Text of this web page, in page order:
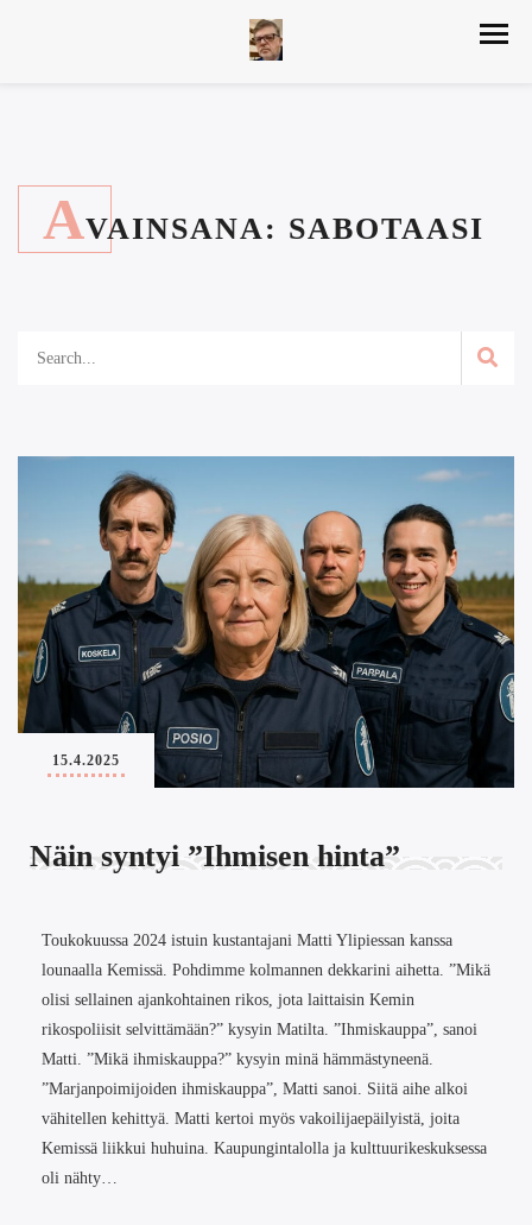
AVAINSANA: SABOTAASI
15.4.2025
Näin syntyi ”Ihmisen hinta”
Toukokuussa 2024 istuin kustantajani Matti Ylipiessan kanssa
lounaalla Kemissä. Pohdimme kolmannen dekkarini aihetta. ”Mikä
olisi sellainen ajankohtainen rikos, jota laittaisin Kemin
rikospoliisit selvittämään?” kysyin Matilta. ”Ihmiskauppa”, sanoi
Matti. ”Mikä ihmiskauppa?” kysyin minä hämmästyneenä.
”Marjanpoimijoiden ihmiskauppa”, Matti sanoi. Siitä aihe alkoi
vähitellen kehittyä. Matti kertoi myös vakoilijaepäilyistä, joita
Kemissä liikkui huhuina. Kaupungintalolla ja kulttuurikeskuksessa
oli nähty…